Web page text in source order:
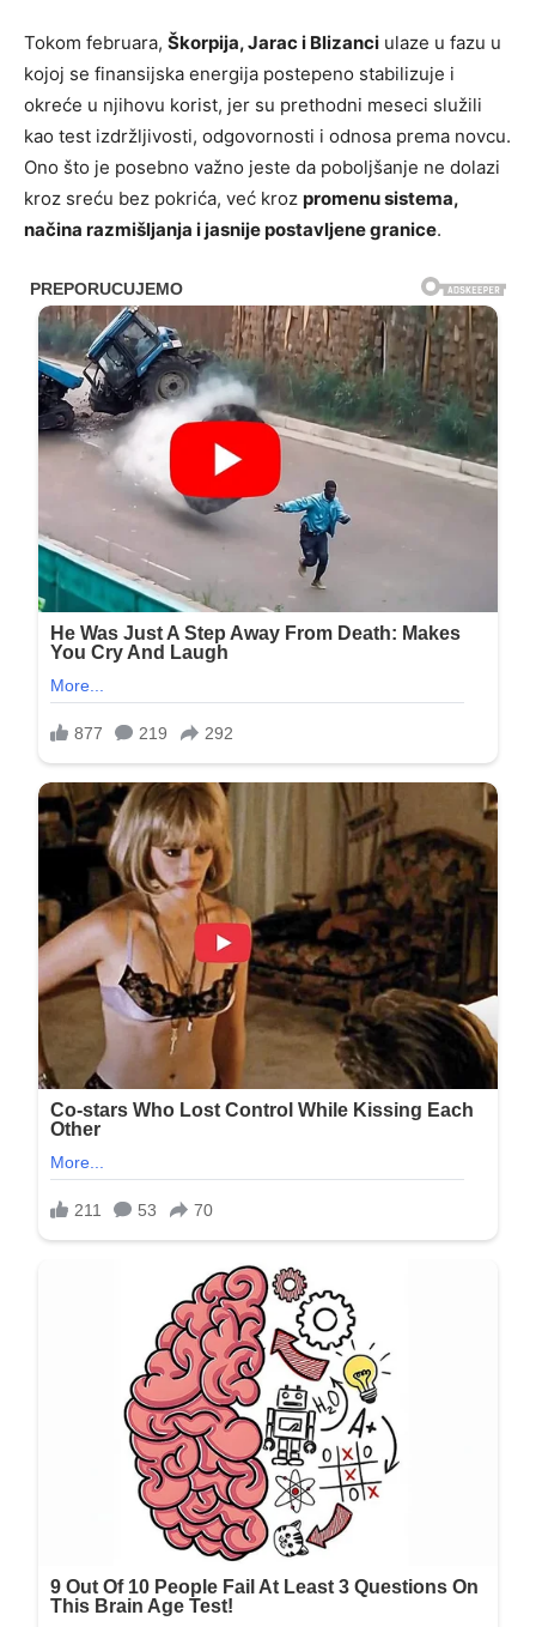
Tokom februara, Škorpija, Jarac i Blizanci ulaze u fazu u
kojoj se finansijska energija postepeno stabilizuje i
okreće u njihovu korist, jer su prethodni meseci služili
kao test izdržljivosti, odgovornosti i odnosa prema novcu.
Ono što je posebno važno jeste da poboljšanje ne dolazi
kroz sreću bez pokrića, već kroz promenu sistema,
načina razmišljanja i jasnije postavljene granice.